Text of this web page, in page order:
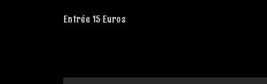
Entrée 15 Euros